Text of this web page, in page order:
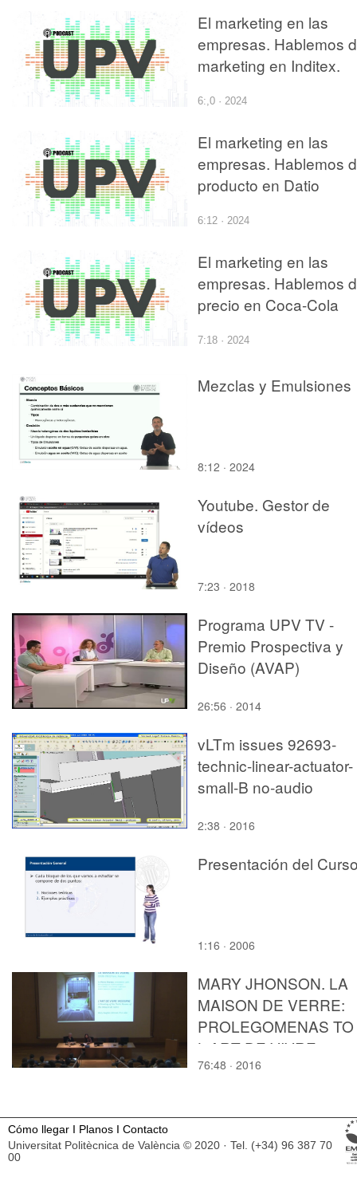
El marketing en las
empresas. Hablemos
marketing en Inditex.
6:,0 · 2024
El marketing en las
empresas. Hablemos
producto en Datio
6:12 · 2024
El marketing en las
empresas. Hablemos
precio en Coca-Cola
7:18 · 2024
Mezclas y Emulsiones
8:12 · 2024
Youtube. Gestor de
vídeos
7:23 · 2018
Programa UPV TV -
Premio Prospectiva y
Diseño (AVAP)
26:56 · 2014
vLTm issues 92693-
technic-linear-actuator-
small-B no-audio
2:38 · 2016
Presentación del
1:16 · 2006
MARY JHONSON. LA
MAISON DE VERRE:
PROLEGOMENAS TO
L'ART DE VIVRE
MODERNE
76:48 · 2016
Cómo llegar I Planos I Contacto
Universitat Politècnica de València © 2020 · Tel. (+34) 96 387 70
00